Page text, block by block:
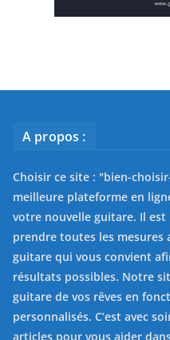
A propos :
Choisir ce site : "bien-
meilleure plateforme en
votre nouvelle guitare. Il
prendre toutes les
guitare qui vous convient
résultats possibles. Notre
guitare de vos rêves en
personnalisés. C’est avec
articles pour vous aider